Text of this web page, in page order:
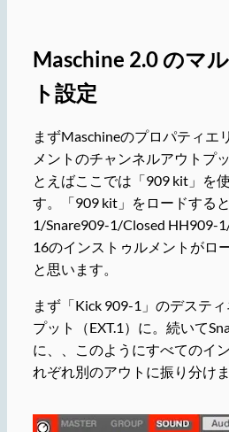
Maschine 2.0 のマ
ト設定
まずMaschineのプロパティエ
メントのチャンネルアウトプ
とえばここでは「909 kit」を
す。「909 kit」をロードする
1/Snare909-1/Closed HH909-
16のインストゥルメントがロ
と思います。
まず「Kick 909-1」のデステ
プット（EXT.1）に。続いて
に、、このようにすべてのイ
れぞれ別のアウトに振り分けま